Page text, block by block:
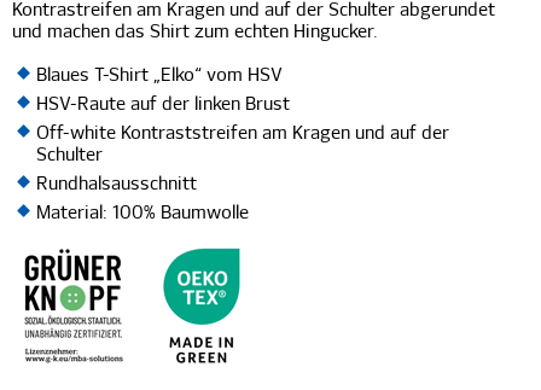
Kontrastreifen am Kragen und auf der Schulter abgerundet
und machen das Shirt zum echten Hingucker.
Blaues T-Shirt „Elko“ vom HSV
HSV-Raute auf der linken Brust
Off-white Kontraststreifen am Kragen und auf der
Schulter
Rundhalsausschnitt
Material: 100% Baumwolle